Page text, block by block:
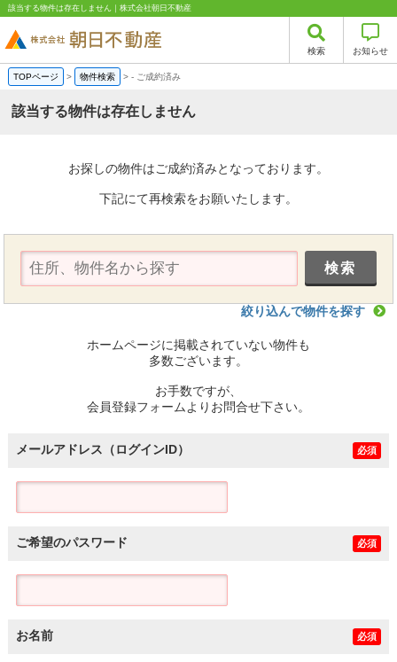
該当する物件は存在しません｜株式会社朝日不動産
検索 お知らせ
TOPページ > 物件検索 >- ご成約済み
該当する物件は存在しません
お探しの物件はご成約済みとなっております。
下記にて再検索をお願いたします。
絞り込んで物件を探す
ホームページに掲載されていない物件も
多数ございます。
お手数ですが、
会員登録フォームよりお問合せ下さい。
メールアドレス（ログインID） 必須
ご希望のパスワード 必須
お名前 必須